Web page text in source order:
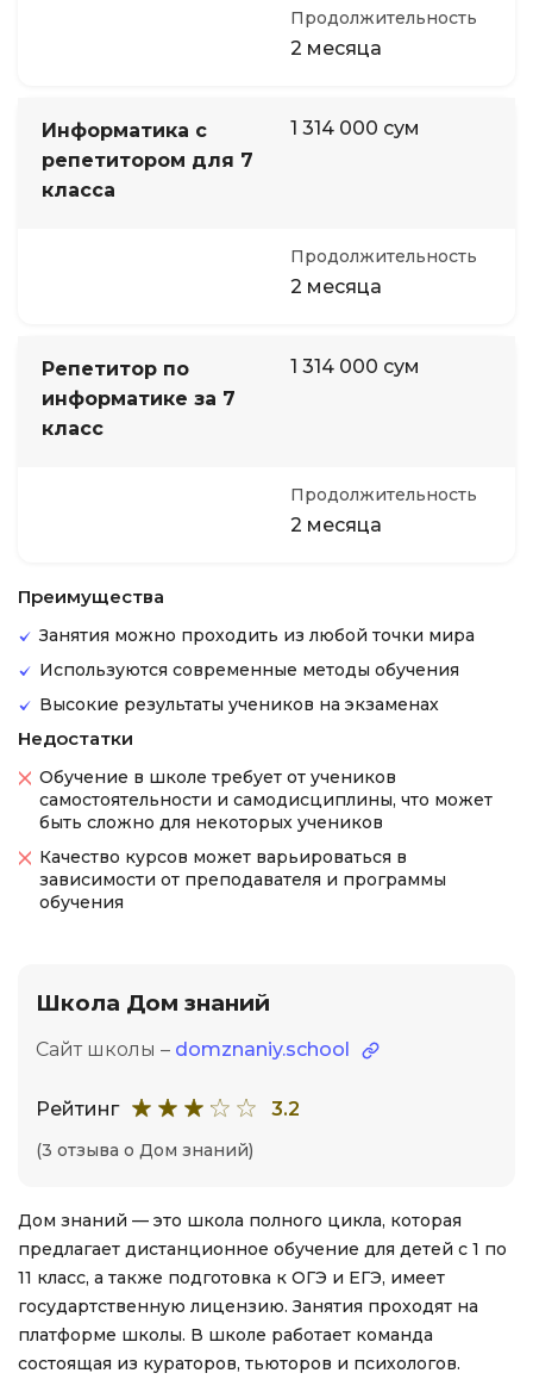
Продолжительность
2 месяца
Информатика с
репетитором для 7
класса
1 314 000 сум
Продолжительность
2 месяца
Репетитор по
информатике за 7
класс
1 314 000 сум
Продолжительность
2 месяца
Преимущества
Занятия можно проходить из любой точки мира
Используются современные методы обучения
Высокие результаты учеников на экзаменах
Недостатки
Обучение в школе требует от учеников
самостоятельности и самодисциплины, что может
быть сложно для некоторых учеников
Качество курсов может варьироваться в
зависимости от преподавателя и программы
обучения
Школа Дом знаний
Сайт школы – domznaniy.school
Рейтинг 3.2
(3 отзыва о Дом знаний)
Дом знаний — это школа полного цикла, которая
предлагает дистанционное обучение для детей с 1 по
11 класс, а также подготовка к ОГЭ и ЕГЭ, имеет
государтственную лицензию. Занятия проходят на
платформе школы. В школе работает команда
состоящая из кураторов, тьюторов и психологов.